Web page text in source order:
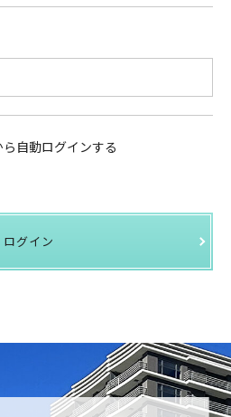
ら自動ログインする
ログイン